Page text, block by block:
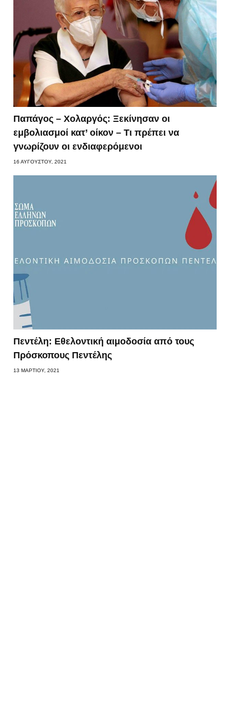
Παπάγος – Χολαργός: Ξεκίνησαν οι
εμβολιασμοί κατ’ οίκον – Τι πρέπει να
γνωρίζουν οι ενδιαφερόμενοι
16 ΑΥΓΟΎΣΤΟΥ, 2021
Πεντέλη: Εθελοντική αιμοδοσία από τους
Πρόσκοπους Πεντέλης
13 ΜΑΡΤΊΟΥ, 2021